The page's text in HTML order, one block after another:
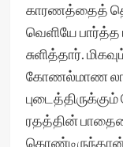
காரணத்தைத்
வெளியே பார்த்த
சுளித்தார்.
கோணல்மாண
ரதத்தின்